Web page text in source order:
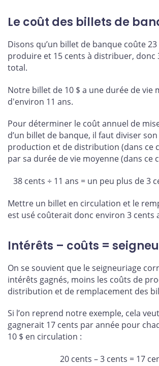
Le coût des billets de
Disons qu’un billet de banque coûte 23
produire et 15 cents à distribuer, donc
total.
Notre billet de 10 $ a une durée de vie
d'environ 11 ans.
Pour déterminer le coût annuel de
d’un billet de banque, il faut diviser
production et de distribution (dans ce
par sa durée de vie moyenne (dans ce
38 cents ÷ 11 ans = un peu plus de 3
Mettre un billet en circulation et le
est usé coûterait donc environ 3 cents
Intérêts – coûts =
On se souvient que le seigneuriage
intérêts gagnés, moins les coûts de
distribution et de remplacement des
Si l’on reprend notre exemple, cela
gagnerait 17 cents par année pour
10 $ en circulation :
20 cents – 3 cents = 17